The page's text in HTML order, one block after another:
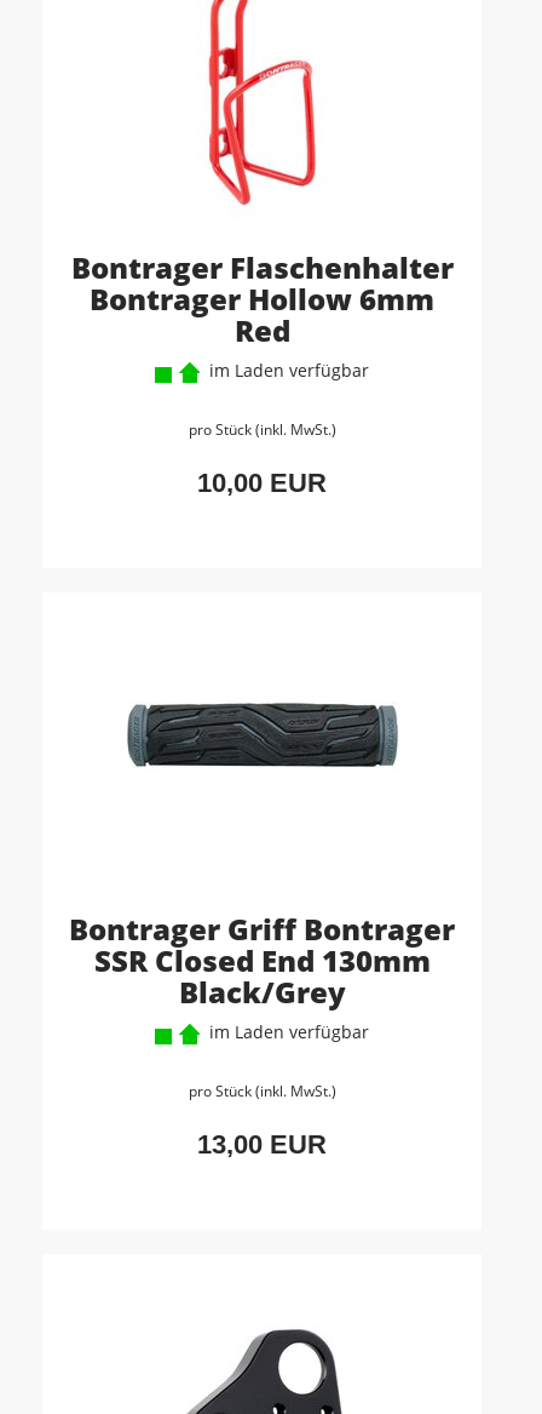
Bontrager Flaschenhalter
Bontrager Hollow 6mm
Red
im Laden verfügbar
pro Stück (inkl. MwSt.)
10,00 EUR
Bontrager Griff Bontrager
SSR Closed End 130mm
Black/Grey
im Laden verfügbar
pro Stück (inkl. MwSt.)
13,00 EUR